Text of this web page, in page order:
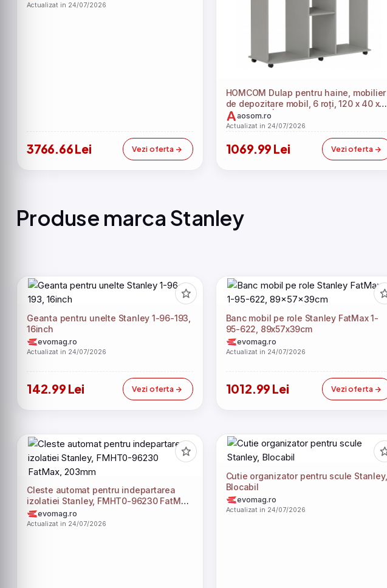
Actualizat in 24/07/2026
3766.66 Lei Vezi oferta
HOMCOM Dulap pentru haine, mobilier
de depozitare mobil, 6 roți, 120 x 40 x
128 cm, gri | Aosom Romania
aosom.ro
Actualizat in 24/07/2026
1069.99 Lei Vezi oferta
Produse marca Stanley
Geanta pentru unelte Stanley 1-96-193,
16inch
evomag.ro
Actualizat in 24/07/2026
142.99 Lei Vezi oferta
Banc mobil pe role Stanley FatMax 1-
95-622, 89x57x39cm
evomag.ro
Actualizat in 24/07/2026
1012.99 Lei Vezi oferta
Cleste automat pentru indepartarea
izolatiei Stanley, FMHT0-96230 FatMax,
203mm
evomag.ro
Actualizat in 24/07/2026
Cutie organizator pentru scule Stanley,
Blocabil
evomag.ro
Actualizat in 24/07/2026